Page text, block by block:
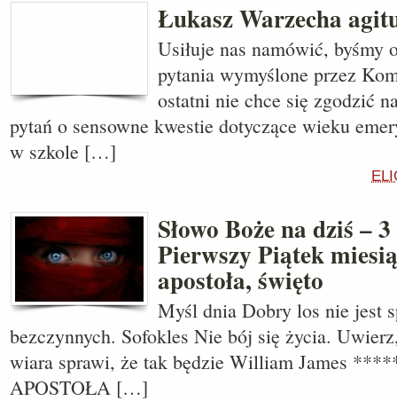
Łukasz Warzecha
Usiłuje nas namówić, byśmy
pytania wymyślone przez
ostatni nie chce się zgodzić
pytań o sensowne kwestie dotyczące wieku
w szkole […]
Słowo Boże na dziś –
Pierwszy Piątek
apostoła, święto
Myśl dnia Dobry los nie jest
bezczynnych. Sofokles Nie bój się życia.
wiara sprawi, że tak będzie William James
APOSTOŁA […]